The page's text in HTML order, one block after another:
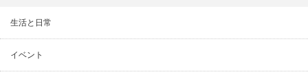
生活と日常
イベント